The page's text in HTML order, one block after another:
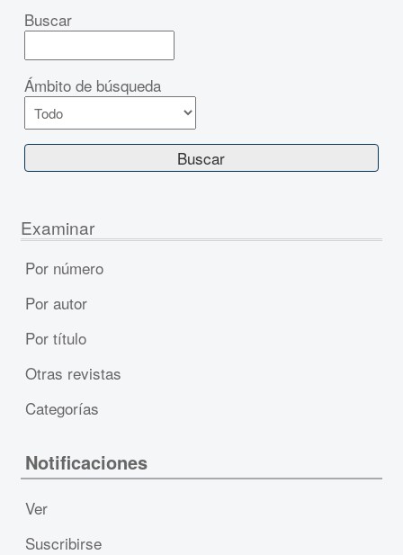
Buscar
Ámbito de búsqueda
Examinar
Por número
Por autor
Por título
Otras revistas
Categorías
Notificaciones
Ver
Suscribirse